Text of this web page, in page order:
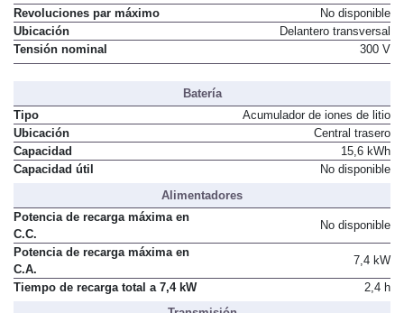
Par máximo
320 Nm
Revoluciones par máximo
No disponible
Ubicación
Delantero transversal
Tensión nominal
300 V
Batería
Tipo
Acumulador de iones de litio
Ubicación
Central trasero
Capacidad
15,6 kWh
Alimentadores
Potencia de recarga máxima en
C.C.
Potencia de recarga máxima en
C.A.